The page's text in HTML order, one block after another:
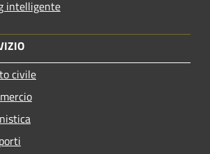
intelligente
civile